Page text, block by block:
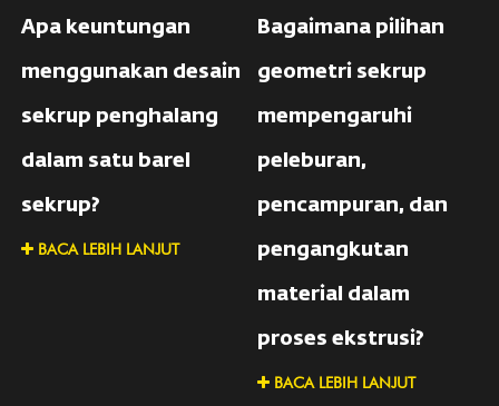
Apa keuntungan
menggunakan desain
sekrup penghalang
dalam satu barel
sekrup?
BACA LEBIH LANJUT
Bagaimana pilihan
geometri sekrup
mempengaruhi
peleburan,
pencampuran, dan
pengangkutan
material dalam
proses ekstrusi?
BACA LEBIH LANJUT